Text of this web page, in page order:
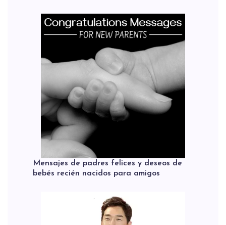
Mensajes de padres felices y deseos de
bebés recién nacidos para amigos